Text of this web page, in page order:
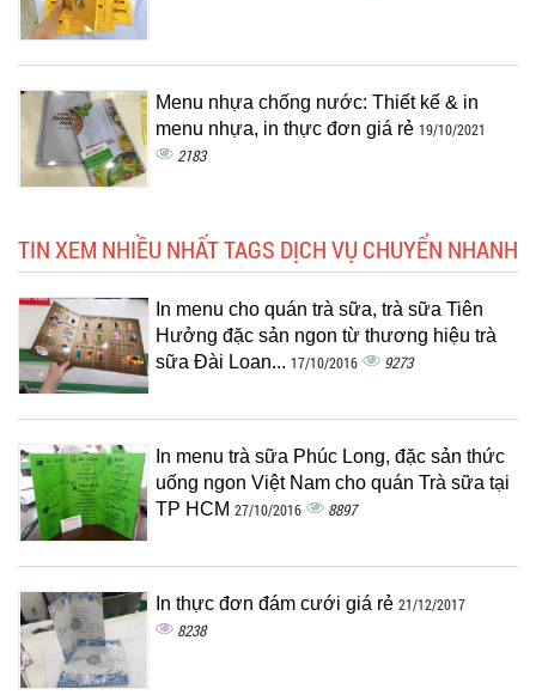
Menu nhựa chống nước: Thiết kế & in
menu nhựa, in thực đơn giá rẻ 19/10/2021
2183
TIN XEM NHIỀU NHẤT TAGS DỊCH VỤ CHUYỂN NHANH
In menu cho quán trà sữa, trà sữa Tiên
Hưởng đặc sản ngon từ thương hiệu trà
sữa Đài Loan... 17/10/2016 9273
In menu trà sữa Phúc Long, đặc sản thức
uống ngon Việt Nam cho quán Trà sữa tại
TP HCM 27/10/2016 8897
In thực đơn đám cưới giá rẻ 21/12/2017
8238